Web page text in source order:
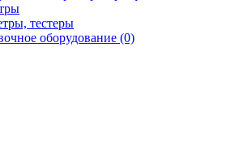
тестеры
оборудование (0)